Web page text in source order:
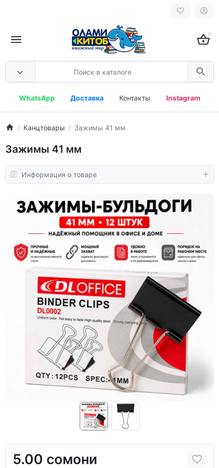
0
WhatsApp Доставка Контакты Instagram
Канцтовары Зажимы 41 мм
Зажимы 41 мм
Информация о товаре
5.00 сомони